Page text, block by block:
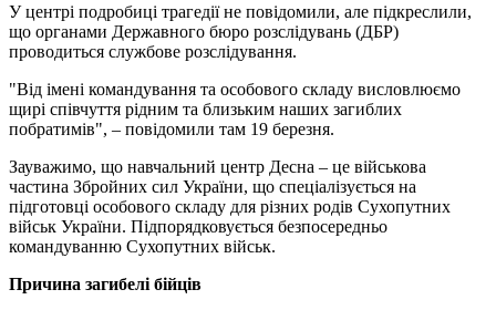
У центрі подробиці трагедії не повідомили, але підкреслили,
що органами Державного бюро розслідувань (ДБР)
проводиться службове розслідування.
"Від імені командування та особового складу висловлюємо
щирі співчуття рідним та близьким наших загиблих
побратимів", – повідомили там 19 березня.
Зауважимо, що навчальний центр Десна – це військова
частина Збройних сил України, що спеціалізується на
підготовці особового складу для різних родів Сухопутних
військ України. Підпорядковується безпосередньо
командуванню Сухопутних військ.
Причина загибелі бійців